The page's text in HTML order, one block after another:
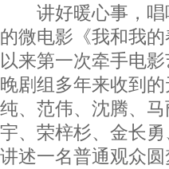
讲好暖心事，
的微电影《我和我
以来第一次牵手电
晚剧组多年来收到
纯、范伟、沈腾、
宇、荣梓杉、金长
讲述一名普通观众